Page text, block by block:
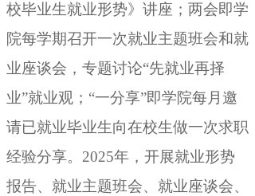
校毕业生就业形势》讲座；两会即学
院每学期召开一次就业主题班会和就
业座谈会 ， 专题讨论“先就业再择
业”就业观；“一分享”即学院每月邀
请已就业毕业生向在校生做一次求职
经验分享。 2025年，开展就业形势
报告、就业主题班会、就业座谈会、